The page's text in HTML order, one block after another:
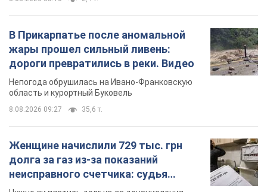
В Прикарпатье после аномальной
жары прошел сильный ливень:
дороги превратились в реки. Видео
Непогода обрушилась на Ивано-Франковскую
область и курортный Буковель
8.08.2026 09:27 35,6 т.
Женщине начислили 729 тыс. грн
долга за газ из-за показаний
неисправного счетчика: судья
вынес неожиданное решение